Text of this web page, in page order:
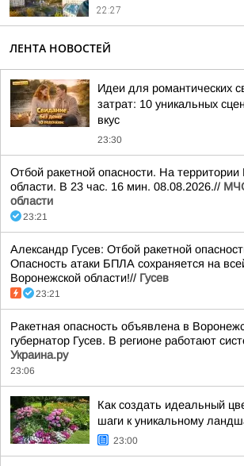
22:27
ЛЕНТА НОВОСТЕЙ
Идеи для романтических
затрат: 10 уникальных
вкус
23:30
Отбой ракетной опасности. На территории
области. В 23 час. 16 мин. 08.08.2026.//
области
23:21
Александр Гусев: Отбой ракетной
Опасность атаки БПЛА сохраняется на
Воронежской области!// Гусев
23:21
Ракетная опасность объявлена в
губернатор Гусев. В регионе работают
Украина.ру
23:06
Как создать идеальный
шаги к уникальному
23:00